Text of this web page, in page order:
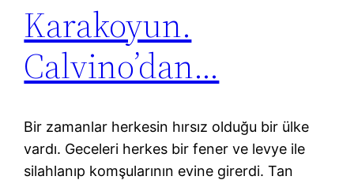
Karakoyun.
Calvino’dan…
Bir zamanlar herkesin hırsız olduğu bir ülke
vardı. Geceleri herkes bir fener ve levye ile
silahlanıp komşularının evine girerdi. Tan